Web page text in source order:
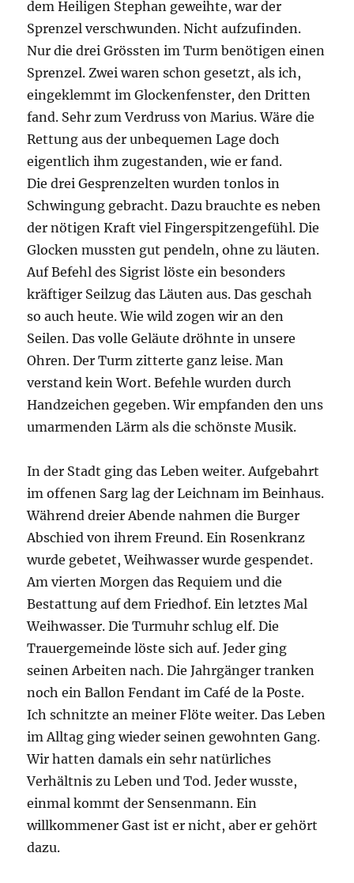
dem Heiligen Stephan geweihte, war der
Sprenzel verschwunden. Nicht aufzufinden.
Nur die drei Grössten im Turm benötigen einen
Sprenzel. Zwei waren schon gesetzt, als ich,
eingeklemmt im Glockenfenster, den Dritten
fand. Sehr zum Verdruss von Marius. Wäre die
Rettung aus der unbequemen Lage doch
eigentlich ihm zugestanden, wie er fand.
Die drei Gesprenzelten wurden tonlos in
Schwingung gebracht. Dazu brauchte es neben
der nötigen Kraft viel Fingerspitzengefühl. Die
Glocken mussten gut pendeln, ohne zu läuten.
Auf Befehl des Sigrist löste ein besonders
kräftiger Seilzug das Läuten aus. Das geschah
so auch heute. Wie wild zogen wir an den
Seilen. Das volle Geläute dröhnte in unsere
Ohren. Der Turm zitterte ganz leise. Man
verstand kein Wort. Befehle wurden durch
Handzeichen gegeben. Wir empfanden den uns
umarmenden Lärm als die schönste Musik.
In der Stadt ging das Leben weiter. Aufgebahrt
im offenen Sarg lag der Leichnam im Beinhaus.
Während dreier Abende nahmen die Burger
Abschied von ihrem Freund. Ein Rosenkranz
wurde gebetet, Weihwasser wurde gespendet.
Am vierten Morgen das Requiem und die
Bestattung auf dem Friedhof. Ein letztes Mal
Weihwasser. Die Turmuhr schlug elf. Die
Trauergemeinde löste sich auf. Jeder ging
seinen Arbeiten nach. Die Jahrgänger tranken
noch ein Ballon Fendant im Café de la Poste.
Ich schnitzte an meiner Flöte weiter. Das Leben
im Alltag ging wieder seinen gewohnten Gang.
Wir hatten damals ein sehr natürliches
Verhältnis zu Leben und Tod. Jeder wusste,
einmal kommt der Sensenmann. Ein
willkommener Gast ist er nicht, aber er gehört
dazu.